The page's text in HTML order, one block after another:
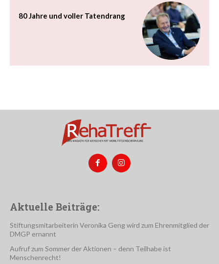
80 Jahre und voller Tatendrang
Aktuelle Beiträge:
Stiftungsmitarbeiterin Veronika Geng wird zum Ehrenmitglied der
DMGP ernannt
Aufruf zum Sommer der Aktionen – denn Teilhabe ist
Menschenrecht!